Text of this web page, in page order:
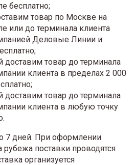
бесплатно;
товар по Москве на
или до терминала клиента
Деловые Линии и
доставим товар до терминала
клиента в пределах 2 000
доставим товар до терминала
клиента в любую точку
7 дней. При оформлении
поставки проводятся
организуется